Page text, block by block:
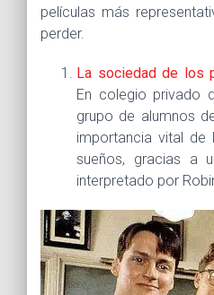
películas más
perder.
La sociedad de los
En colegio privado
grupo de alumnos
importancia vital de
sueños, gracias a
interpretado por